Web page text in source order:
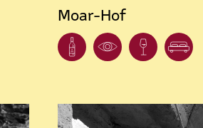
Moar-Hof